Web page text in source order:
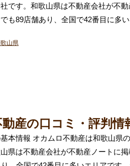
です。和歌山県は不動産会社が不
も89店舗あり、全国で42番目に多
山県
産の口コミ・評判情
本情報 オカムロ不動産は和歌山県
県は不動産会社が不動産ノートに